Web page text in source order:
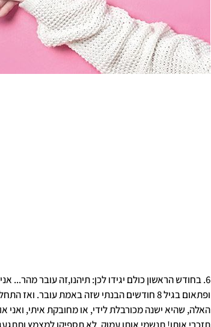
6. בחודש הראשון כולם יגידו לכן: תיהנו,זה עובר מהר...
ופתאום בגיל 8 חודשים הבנתי שזה באמת עובר.
האלה, שהיא ישנה מכורבלת לידי, או מחובקת איתי, ואני
תזכרי אותו! תנשמי אותו עמוק. לא תספיקו למצמץ